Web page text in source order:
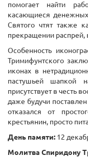
помогает найти
касающиеся
Святого чтят также
прекращении распрей,
Особенность
Тримифунтского
иконах в
пастушьей шапкой
присутствует в честь
даже будучи
отказался от
крестьянин, просто
День памяти: 12
Молитва Спиридону